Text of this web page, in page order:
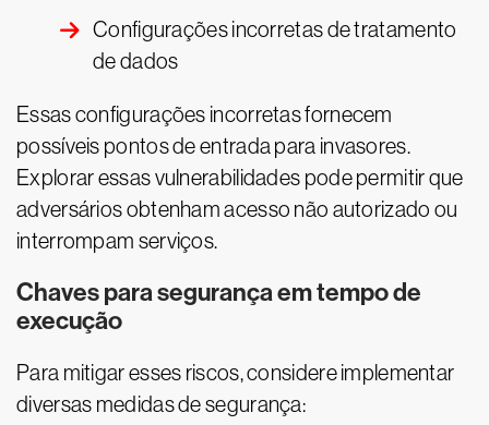
Configurações incorretas de tratamento
de dados
Essas configurações incorretas fornecem
possíveis pontos de entrada para invasores.
Explorar essas vulnerabilidades pode permitir que
adversários obtenham acesso não autorizado ou
interrompam serviços.
Chaves para segurança em tempo de
execução
Para mitigar esses riscos, considere implementar
diversas medidas de segurança: